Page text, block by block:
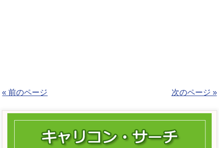
« 前のページ 次のページ »